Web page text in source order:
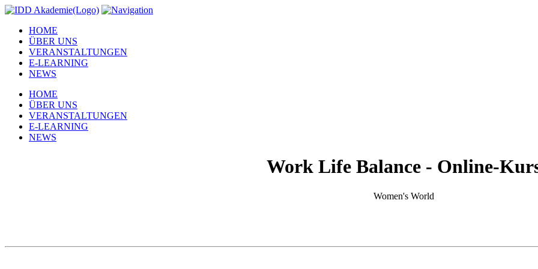
HOME
ÜBER UNS
VERANSTALTUNGEN
E-LEARNING
NEWS
HOME
ÜBER UNS
VERANSTALTUNGEN
E-LEARNING
NEWS
Work Life Balance - Online-
Women's World